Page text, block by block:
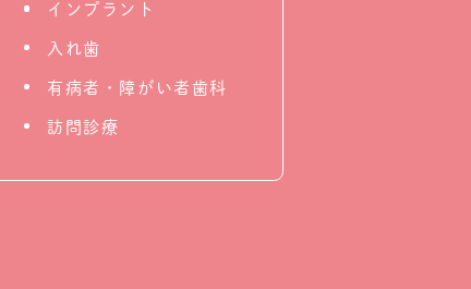
インプラント
入れ歯
有病者・障がい者歯科
訪問診療